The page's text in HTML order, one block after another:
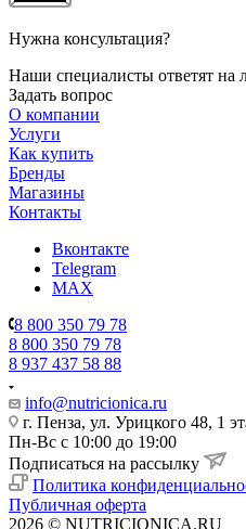
Нужна консультация?
Наши специалисты ответят
Задать вопрос
О компании
Услуги
Как купить
Бренды
Магазины
Контакты
Вконтакте
Telegram
MAX
8 800 350 79 78
8 800 350 79 78
8 937 437 58 88
info@nutricionica.ru
г. Пенза, ул. Урицкого 48, 1
Пн-Вс с 10:00 до 19:00
Подписаться на рассылку
Политика
Публичная оферта
2026 © NUTRICIONICA.RU